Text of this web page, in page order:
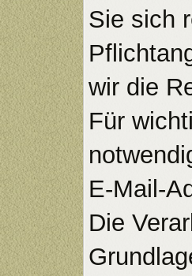
Sie sich
wir die
Für
E-Mail-
Die